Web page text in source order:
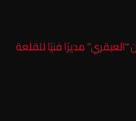
مديرًا فنيًا للقلعة